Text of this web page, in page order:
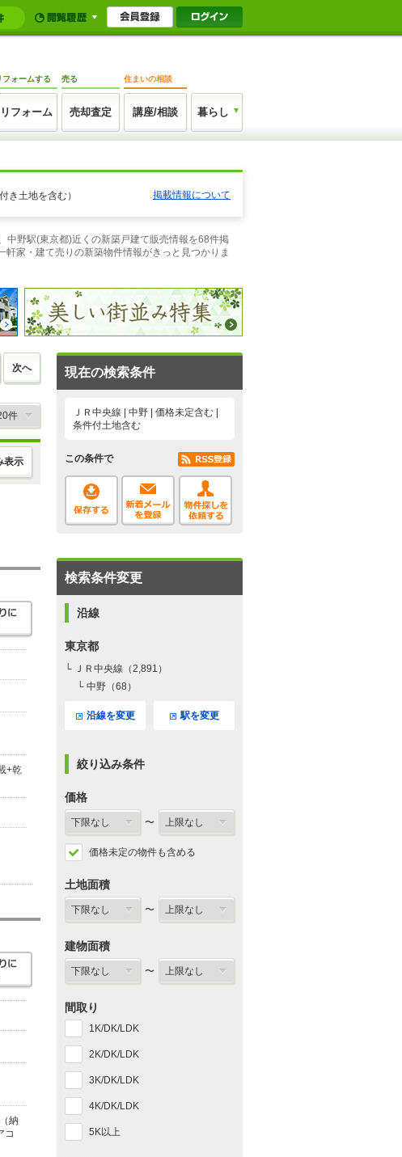
フォームする
リフォーム
売る
売却査定
住まいの相談
講座/相談 暮らし
き土地を含む） 掲載情報について
中野駅(東京都)近くの新築戸建て販売情報を68件掲
家・建て売りの新築物件情報がきっと見つかりま
次へ
表示
+乾
納
コ
現在の検索条件
ＪＲ中央線 | 中野 | 価格未定含む |
条件付土地含む
この条件で
検索条件変更
沿線
東京都
└ ＪＲ中央線（2,891）
└ 中野（68）
沿線を変更 駅を変更
絞り込み条件
価格
〜
価格未定の物件も含める
土地面積
〜
建物面積
〜
間取り
1K/DK/LDK
2K/DK/LDK
3K/DK/LDK
4K/DK/LDK
5K以上